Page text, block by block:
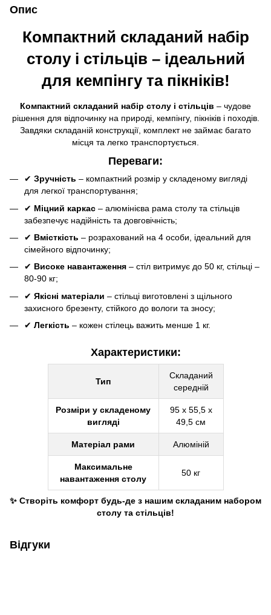
Опис
Компактний складаний набір
столу і стільців – ідеальний
для кемпінгу та пікніків!
Компактний складаний набір столу і стільців – чудове
рішення для відпочинку на природі, кемпінгу, пікніків і походів.
Завдяки складаній конструкції, комплект не займає багато
місця та легко транспортується.
Переваги:
✔ Зручність – компактний розмір у складеному вигляді
для легкої транспортування;
✔ Міцний каркас – алюмінієва рама столу та стільців
забезпечує надійність та довговічність;
✔ Вмісткість – розрахований на 4 особи, ідеальний для
сімейного відпочинку;
✔ Високе навантаження – стіл витримує до 50 кг, стільці –
80-90 кг;
✔ Якісні матеріали – стільці виготовлені з щільного
захисного брезенту, стійкого до вологи та зносу;
✔ Легкість – кожен стілець важить менше 1 кг.
Характеристики:
Тип
Складаний
середній
Розміри у складеному
вигляді
95 х 55,5 х
49,5 см
Матеріал рами Алюміній
Максимальне
навантаження столу
50 кг
✨ Створіть комфорт будь-де з нашим складаним набором
столу та стільців!
Відгуки